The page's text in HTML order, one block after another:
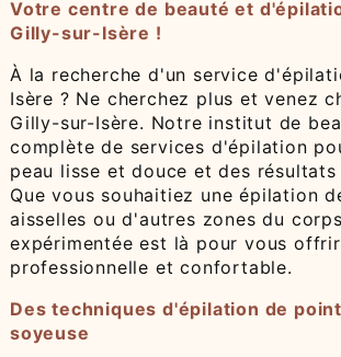
Votre centre de beauté et
Gilly-sur-Isère !
À la recherche d'un service
Isère ? Ne cherchez plus et venez
Gilly-sur-Isère. Notre institut de
complète de services d'épilation
peau lisse et douce et des
Que vous souhaitiez une épilation
aisselles ou d'autres zones du
expérimentée est là pour vous
professionnelle et confortable.
Des techniques d'épilation de
soyeuse